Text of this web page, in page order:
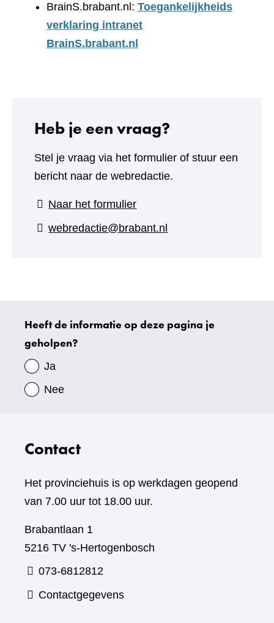
BrainS.brabant.nl: Toegankelijkheids
verklaring intranet
BrainS.brabant.nl
Heb je een vraag?
Stel je vraag via het formulier of stuur een
bericht naar de webredactie.
Naar het formulier(verwijst
naar
webredactie@brabant.nl
Uw
gegevens
Heeft de informatie op deze pagina je
geholpen?
Ja
Nee
Contact
Het provinciehuis is op werkdagen geopend
van 7.00 uur tot 18.00 uur.
Brabantlaan 1
5216 TV 's-Hertogenbosch
073-6812812
Contactgegevens